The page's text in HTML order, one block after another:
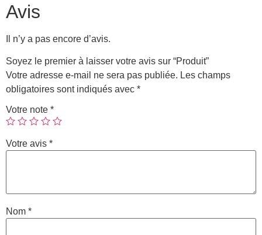
Avis
Il n’y a pas encore d’avis.
Soyez le premier à laisser votre avis sur “Produit”
Votre adresse e-mail ne sera pas publiée. Les champs
obligatoires sont indiqués avec *
Votre note *
Votre avis *
Nom *